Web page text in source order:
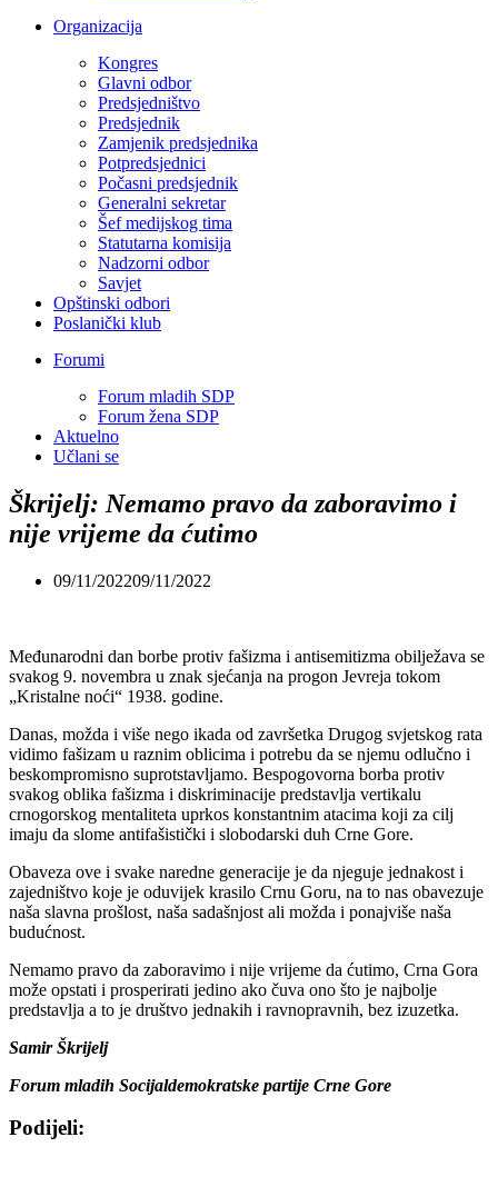
Organizacija
Kongres
Glavni odbor
Predsjedništvo
Predsjednik
Zamjenik predsjednika
Potpredsjednici
Počasni predsjednik
Generalni sekretar
Šef medijskog tima
Statutarna komisija
Nadzorni odbor
Savjet
Opštinski odbori
Poslanički klub
Forumi
Forum mladih SDP
Forum žena SDP
Aktuelno
Učlani se
Škrijelj: Nemamo pravo da zaboravimo i
nije vrijeme da ćutimo
09/11/202209/11/2022
Međunarodni dan borbe protiv fašizma i antisemitizma obilježava se
svakog 9. novembra u znak sjećanja na progon Jevreja tokom
„Kristalne noći“ 1938. godine.
Danas, možda i više nego ikada od završetka Drugog svjetskog rata
vidimo fašizam u raznim oblicima i potrebu da se njemu odlučno i
beskompromisno suprotstavljamo. Bespogovorna borba protiv
svakog oblika fašizma i diskriminacije predstavlja vertikalu
crnogorskog mentaliteta uprkos konstantnim atacima koji za cilj
imaju da slome antifašistički i slobodarski duh Crne Gore.
Obaveza ove i svake naredne generacije je da njeguje jednakost i
zajedništvo koje je oduvijek krasilo Crnu Goru, na to nas obavezuje
naša slavna prošlost, naša sadašnjost ali možda i ponajviše naša
budućnost.
Nemamo pravo da zaboravimo i nije vrijeme da ćutimo, Crna Gora
može opstati i prosperirati jedino ako čuva ono što je najbolje
predstavlja a to je društvo jednakih i ravnopravnih, bez izuzetka.
Samir Škrijelj
Forum mladih Socijaldemokratske partije Crne Gore
Podijeli: